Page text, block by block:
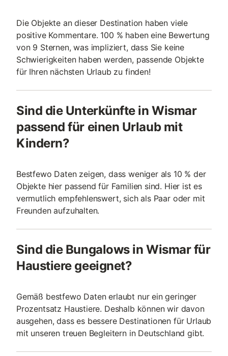
Die Objekte an dieser Destination haben viele
positive Kommentare. 100 % haben eine Bewertung
von 9 Sternen, was impliziert, dass Sie keine
Schwierigkeiten haben werden, passende Objekte
für Ihren nächsten Urlaub zu finden!
Sind die Unterkünfte in Wismar
passend für einen Urlaub mit
Kindern?
Bestfewo Daten zeigen, dass weniger als 10 % der
Objekte hier passend für Familien sind. Hier ist es
vermutlich empfehlenswert, sich als Paar oder mit
Freunden aufzuhalten.
Sind die Bungalows in Wismar für
Haustiere geeignet?
Gemäß bestfewo Daten erlaubt nur ein geringer
Prozentsatz Haustiere. Deshalb können wir davon
ausgehen, dass es bessere Destinationen für Urlaub
mit unseren treuen Begleitern in Deutschland gibt.